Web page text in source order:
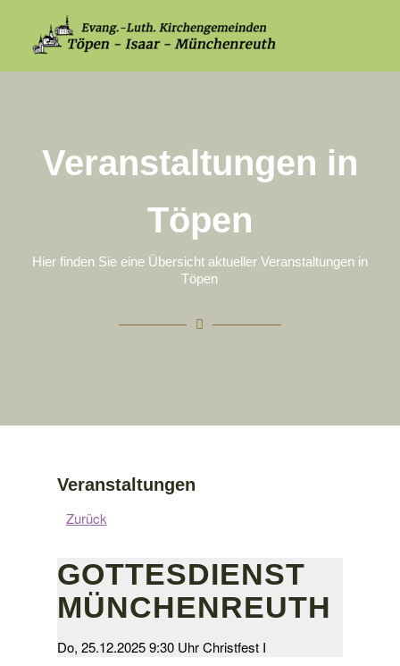
Veranstaltungen in
Töpen
Hier finden Sie eine Übersicht aktueller Veranstaltungen in
Töpen
Veranstaltungen
Zurück
GOTTESDIENST
MÜNCHENREUTH
Do, 25.12.2025 9:30 UhrChristfest I